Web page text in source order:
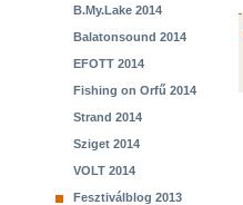
B.My.Lake 2014
Balatonsound 2014
EFOTT 2014
Fishing on Orfű 2014
Strand 2014
Sziget 2014
VOLT 2014
Fesztiválblog 2013